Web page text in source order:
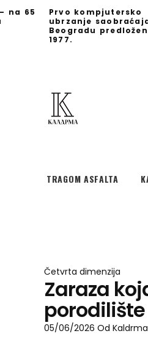
na 65
Prvo kompjutersko
ubrzanje
Beogradu
1977.
TRAGOM ASFALTA
Četvrta dimenzija
Zaraza
porodilište
05/06/2026 Od Kaldrma